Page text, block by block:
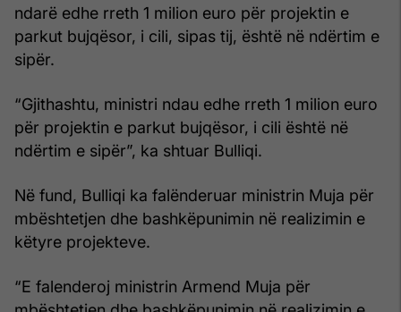
ndarë edhe rreth 1 milion euro për projektin e
parkut bujqësor, i cili, sipas tij, është në ndërtim e
sipër.
“Gjithashtu, ministri ndau edhe rreth 1 milion euro
për projektin e parkut bujqësor, i cili është në
ndërtim e sipër”, ka shtuar Bulliqi.
Në fund, Bulliqi ka falënderuar ministrin Muja për
mbështetjen dhe bashkëpunimin në realizimin e
këtyre projekteve.
“E falenderoj ministrin Armend Muja për